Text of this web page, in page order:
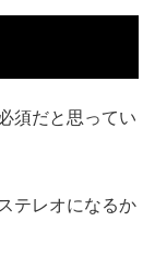
須だと思ってい
テレオになるか